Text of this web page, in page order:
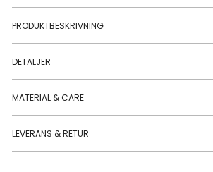
PRODUKTBESKRIVNING
DETALJER
MATERIAL & CARE
LEVERANS & RETUR